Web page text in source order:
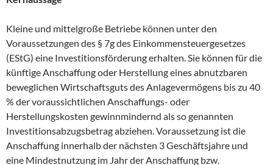
Kleine und mittelgroße Betriebe können unter den
Voraussetzungen des § 7g des Einkommensteuergesetzes
(EStG) eine Investitionsförderung erhalten. Sie können für die
künftige Anschaffung oder Herstellung eines abnutzbaren
beweglichen Wirtschaftsguts des Anlagevermögens bis zu 40
% der voraussichtlichen Anschaffungs- oder
Herstellungskosten gewinnmindernd als so genannten
Investitionsabzugsbetrag abziehen. Voraussetzung ist die
Anschaffung innerhalb der nächsten 3 Geschäftsjahre und
eine Mindestnutzung im Jahr der Anschaffung bzw.